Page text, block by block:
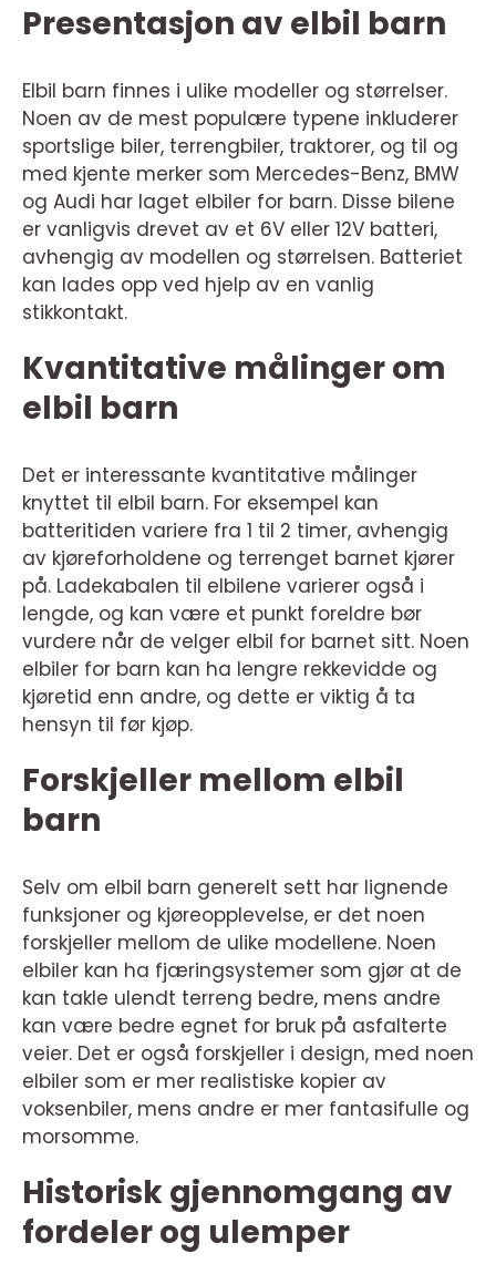
Presentasjon av elbil barn
Elbil barn finnes i ulike modeller og størrelser.
Noen av de mest populære typene inkluderer
sportslige biler, terrengbiler, traktorer, og til og
med kjente merker som Mercedes-Benz, BMW
og Audi har laget elbiler for barn. Disse bilene
er vanligvis drevet av et 6V eller 12V batteri,
avhengig av modellen og størrelsen. Batteriet
kan lades opp ved hjelp av en vanlig
stikkontakt.
Kvantitative målinger om
elbil barn
Det er interessante kvantitative målinger
knyttet til elbil barn. For eksempel kan
batteritiden variere fra 1 til 2 timer, avhengig
av kjøreforholdene og terrenget barnet kjører
på. Ladekabalen til elbilene varierer også i
lengde, og kan være et punkt foreldre bør
vurdere når de velger elbil for barnet sitt. Noen
elbiler for barn kan ha lengre rekkevidde og
kjøretid enn andre, og dette er viktig å ta
hensyn til før kjøp.
Forskjeller mellom elbil
barn
Selv om elbil barn generelt sett har lignende
funksjoner og kjøreopplevelse, er det noen
forskjeller mellom de ulike modellene. Noen
elbiler kan ha fjæringsystemer som gjør at de
kan takle ulendt terreng bedre, mens andre
kan være bedre egnet for bruk på asfalterte
veier. Det er også forskjeller i design, med noen
elbiler som er mer realistiske kopier av
voksenbiler, mens andre er mer fantasifulle og
morsomme.
Historisk gjennomgang av
fordeler og ulemper